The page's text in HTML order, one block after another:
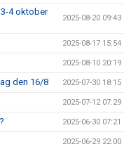
4 oktober
2025-08-20 09:43
2025-08-17 15:54
2025-08-10 20:19
den 16/8 2025-07-30 18:15
2025-07-12 07:29
2025-06-30 07:21
2025-06-29 22:00